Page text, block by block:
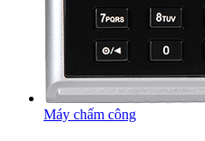
Máy chấm công